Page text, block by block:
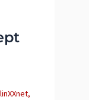
linXXnet,